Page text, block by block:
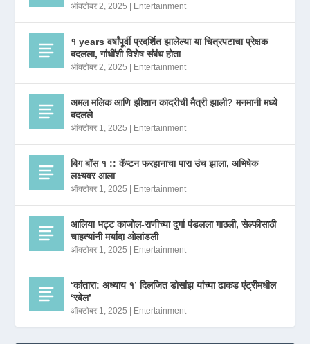
ऑक्टोबर 2, 2025 Entertainment
१ years वर्षांपूर्वी प्रदर्शित झालेल्या या चित्रपटाचा प्रेक्षक
बदलला, गांधींशी विशेष संबंध होता
ऑक्टोबर 2, 2025 Entertainment
अमल मलिक आणि झीशान कादरीची मैत्री झाली? मनमानी मध्ये
बदलले
ऑक्टोबर 1, 2025 Entertainment
बिग बॉस १ :: कॅप्टन फरहानाचा पारा उंच झाला, अभिषेक
लक्ष्यवर आला
ऑक्टोबर 1, 2025 Entertainment
आलिया भट्ट काजोल-राणीच्या दुर्गा पंडलला गाठली, सेल्फीसाठी
चाहत्यांनी मर्यादा ओलांडली
ऑक्टोबर 1, 2025 Entertainment
‘कांतारा: अध्याय १’ दिलजित डोसांझ यांच्या ढाकड एंट्रीमधील
‘रबेल’
ऑक्टोबर 1, 2025 Entertainment